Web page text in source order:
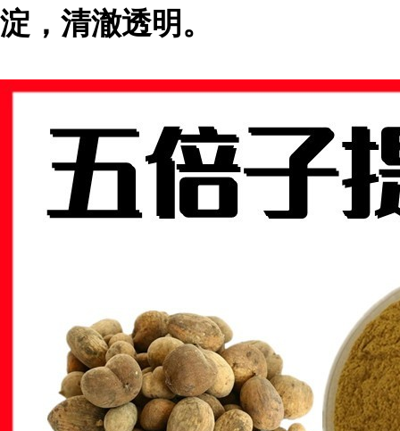
淀，清澈透明。